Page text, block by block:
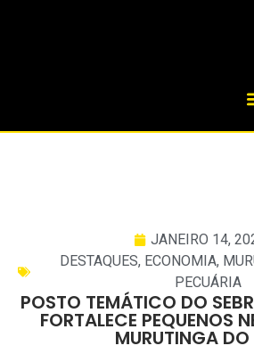
JANEIRO 14,
DESTAQUES, ECONOMIA,
PECUÁRIA
POSTO TEMÁTICO DO
FORTALECE PEQUENOS
MURUTINGA DO